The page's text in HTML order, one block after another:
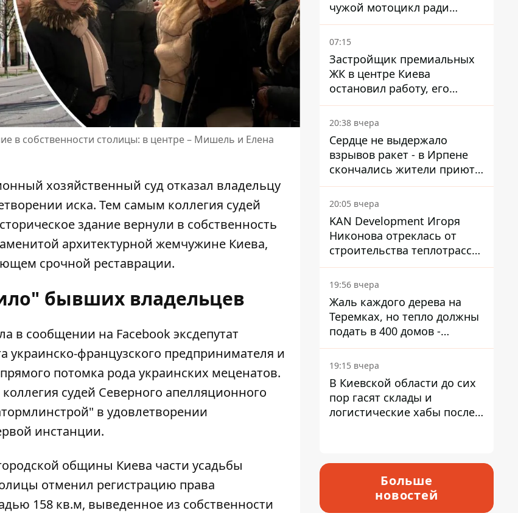
в собственности столицы: в центре – Мишель и Елена
хозяйственный суд отказал владельцу
иска. Тем самым коллегия судей
здание вернули в собственность
архитектурной жемчужине Киева,
срочной реставрации.
бывших владельцев
в сообщении на Facebookэксдепутат
украинско-французского предпринимателя и
потомка рода украинских меценатов.
судей Северного апелляционного
в удовлетворении
инстанции.
общины Киева части усадьбы
отменил регистрацию права
158 кв.м, выведенное из собственности
чужой мотоцикл ради
содержимого багажника
07:15
Застройщик премиальных
ЖК в центре Киева
остановил работу, его
руководители сбежали из
Украины - Bihus.info
20:38 вчера
Сердце не выдержало
взрывов ракет - в Ирпене
скончались жители приюта
для собак с инвалидностью
20:05 вчера
KAN Development Игоря
Никонова отреклась от
строительства теплотрассы
на Теремках
19:56 вчера
Жаль каждого дерева на
Теремках, но тепло должны
подать в 400 домов -
депутат Киевсовета
19:15 вчера
В Киевской области до сих
пор гасят склады и
логистические хабы после
Больше
новостей